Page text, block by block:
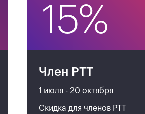
15%
Член РТТ
1 июля - 20 октября
Скидка для членов РТТ